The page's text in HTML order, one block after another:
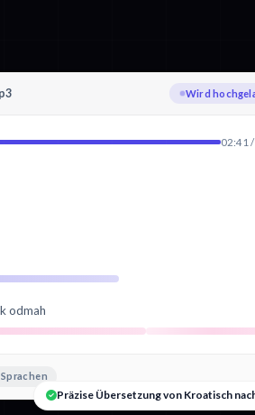
Kroatisch wird
02:41
odmah
Präzise Übersetzung von Kroatisch